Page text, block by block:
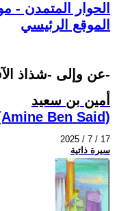
الحوار المتمدن -
الموقع الرئيسي
عن وإلى -شذاذ الآفاق-
أمين بن سعيد
Ben Said)
2025 / 7 / 17
سيرة ذاتية